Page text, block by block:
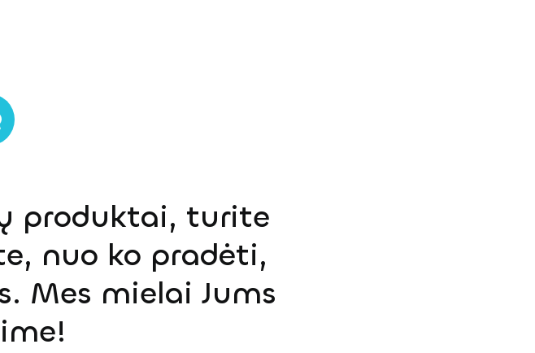
produktai, turite
nuo ko pradėti,
Mes mielai Jums